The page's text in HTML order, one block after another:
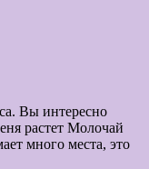
Вы интересно
растет Молочай
много места, это